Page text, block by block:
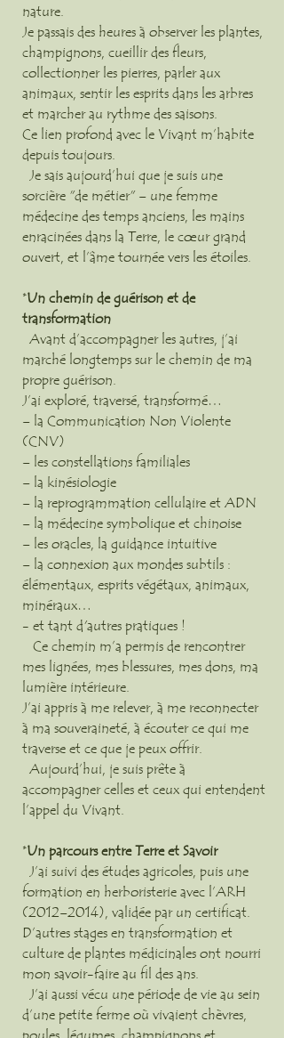
nature.
Je passais des heures à observer les plantes,
champignons, cueillir des fleurs,
collectionner les pierres, parler aux
animaux, sentir les esprits dans les arbres
et marcher au rythme des saisons.
Ce lien profond avec le Vivant m’habite
depuis toujours.
Je sais aujourd’hui que je suis une
sorcière "de métier" – une femme
médecine des temps anciens, les mains
enracinées dans la Terre, le cœur grand
ouvert, et l’âme tournée vers les étoiles.
*Un chemin de guérison et de
transformation
Avant d’accompagner les autres, j’ai
marché longtemps sur le chemin de ma
propre guérison.
J’ai exploré, traversé, transformé…
– la Communication Non Violente
(CNV)
– les constellations familiales
– la kinésiologie
– la reprogrammation cellulaire et ADN
– la médecine symbolique et chinoise
– les oracles, la guidance intuitive
– la connexion aux mondes subtils :
élémentaux, esprits végétaux, animaux,
minéraux…
- et tant d'autres pratiques !
Ce chemin m’a permis de rencontrer
mes lignées, mes blessures, mes dons, ma
lumière intérieure.
J’ai appris à me relever, à me reconnecter
à ma souveraineté, à écouter ce qui me
traverse et ce que je peux offrir.
Aujourd’hui, je suis prête à
accompagner celles et ceux qui entendent
l’appel du Vivant.
*Un parcours entre Terre et Savoir
J’ai suivi des études agricoles, puis une
formation en herboristerie avec l’ARH
(2012–2014), validée par un certificat.
D’autres stages en transformation et
culture de plantes médicinales ont nourri
mon savoir-faire au fil des ans.
J’ai aussi vécu une période de vie au sein
d’une petite ferme où vivaient chèvres,